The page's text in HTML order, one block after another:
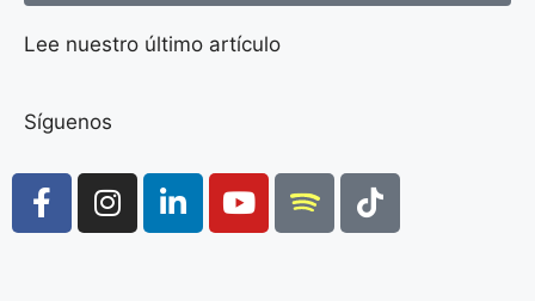
Lee nuestro último artículo
Síguenos